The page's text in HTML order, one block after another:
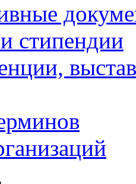
стипендии